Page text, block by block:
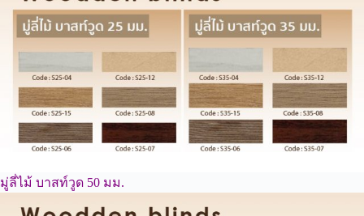
มู่ลี่ไม้ บาสท์วูด 50 มม.